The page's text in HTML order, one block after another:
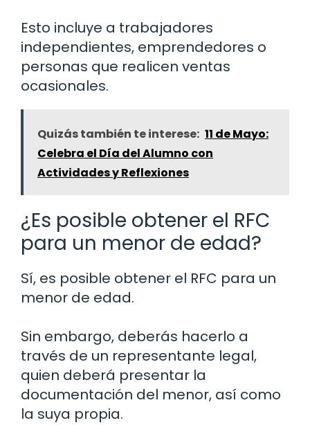
Esto incluye a trabajadores
independientes, emprendedores o
personas que realicen ventas
ocasionales.
Quizás también te interese: 11 de Mayo:
Celebra el Día del Alumno con
Actividades y Reflexiones
¿Es posible obtener el RFC
para un menor de edad?
Sí, es posible obtener el RFC para un
menor de edad.
Sin embargo, deberás hacerlo a
través de un representante legal,
quien deberá presentar la
documentación del menor, así como
la suya propia.